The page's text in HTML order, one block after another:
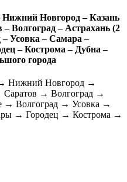
Новгород – Казань
Волгоград – Астрахань (2
– Усовка – Самара –
– Кострома – Дубна –
города
Нижний Новгород →
→ Волгоград →
→ Волгоград → Усовка →
→ Городец → Кострома →